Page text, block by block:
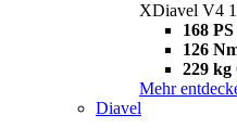
XDiavel V4
168 PS
126
229 kg
Mehr
Diavel